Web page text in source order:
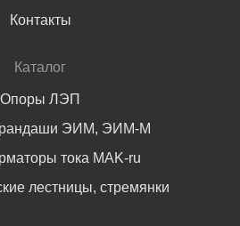
Контакты
Каталог
Опоры ЛЭП
ЭИМ, ЭИМ-М
тока MAK-ru
лестницы, стремянки